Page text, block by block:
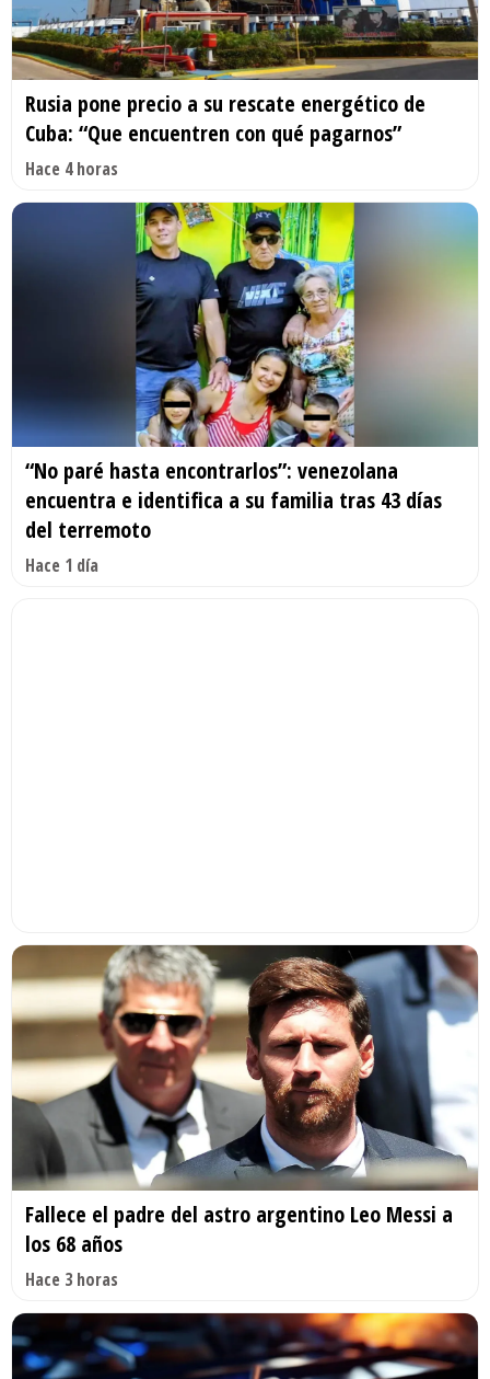
Rusia pone precio a su rescate energético de
Cuba: “Que encuentren con qué pagarnos”
Hace 4 horas
“No paré hasta encontrarlos”: venezolana
encuentra e identifica a su familia tras 43 días
del terremoto
Hace 1 día
Fallece el padre del astro argentino Leo Messi a
los 68 años
Hace 3 horas